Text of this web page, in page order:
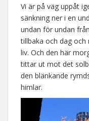
Vi är på väg uppåt
sänkning ner i en
undan för undan
tillbaka och dag
liv. Och den här
tittar ut mot det
den blänkande
himlar.